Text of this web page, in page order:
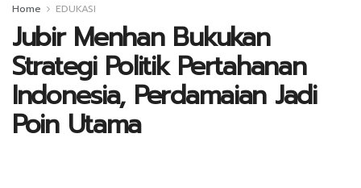
Home EDUKASI
Jubir Menhan Bukukan
Strategi Politik Pertahanan
Indonesia, Perdamaian Jadi
Poin Utama